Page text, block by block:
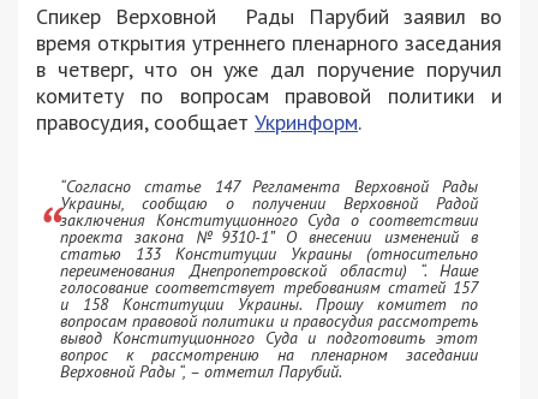
Спикер Верховной Рады Парубий заявил во
время открытия утреннего пленарного заседания
в четверг, что он уже дал поручение поручил
комитету по вопросам правовой политики и
правосудия, сообщает Укринформ.
“Согласно статье 147 Регламента Верховной Рады
Украины, сообщаю о получении Верховной Радой
заключения Конституционного Суда о соответствии
проекта закона №9310-1” О внесении изменений в
статью 133 Конституции Украины (относительно
переименования Днепропетровской области) “. Наше
голосование соответствует требованиям статей 157
и 158 Конституции Украины. Прошу комитет по
вопросам правовой политики и правосудия рассмотреть
вывод Конституционного Суда и подготовить этот
вопрос к рассмотрению на пленарном заседании
Верховной Рады “, – отметил Парубий.